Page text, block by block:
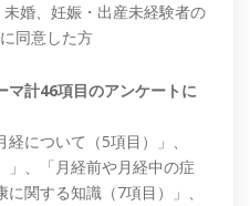
婚、妊娠・出産未経験者の
同意した方
マ計46項目のアンケートに
について（5項目）」、
」、「月経前や月経中の症
関する知識（7項目）」、